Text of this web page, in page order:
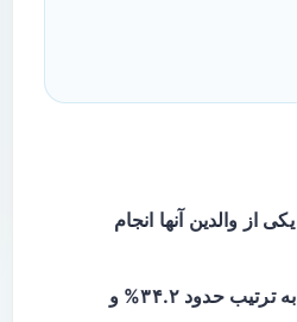
روی ۱۰۰۰ زوج نوجوانان ۹-۱۷ ساله و یکی از والدین آنها انجام
) و واکسن آن در نوجوانان به ترتیب حدود ۳۴.۲% و